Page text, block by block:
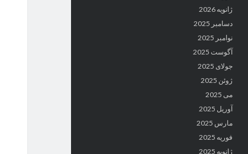
ژانویه 2026
دسامبر 2025
نوامبر 2025
آگوست 2025
جولای 2025
ژوئن 2025
می 2025
آوریل 2025
مارس 2025
فوریه 2025
ژانویه 2025